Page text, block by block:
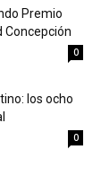
Premio
Concepción
0
los ocho
0